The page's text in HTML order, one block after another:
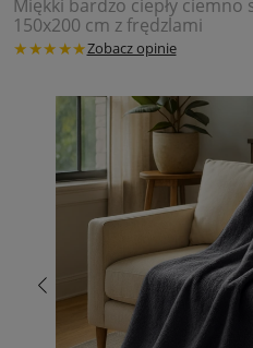
Miękki bardzo ciepły ciemno
150x200 cm z frędzlami
★★★★★Zobacz opinie